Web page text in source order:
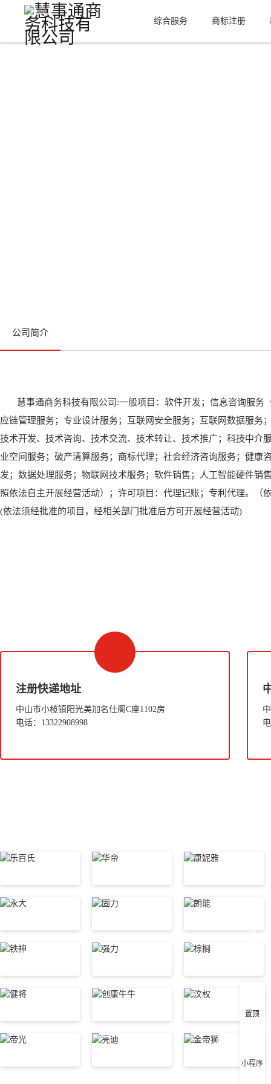
综合服务 商标注册
公司简介
慧事通商务科技有限公司:一般项目：软件开发；信息咨询服
应链管理服务；专业设计服务；互联网安全服务；互联网数据服
技术开发、技术咨询、技术交流、技术转让、技术推广；科技中
业空间服务；破产清算服务；商标代理；社会经济咨询服务；健
发；数据处理服务；物联网技术服务；软件销售；人工智能硬件
照依法自主开展经营活动）；许可项目：代理记账；专利代理。
(依法须经批准的项目，经相关部门批准后方可开展经营活动)
注册快递地址
中山市小榄镇阳光美加名仕阁C座1102房
电话：13322908998
咨
置顶
小程序